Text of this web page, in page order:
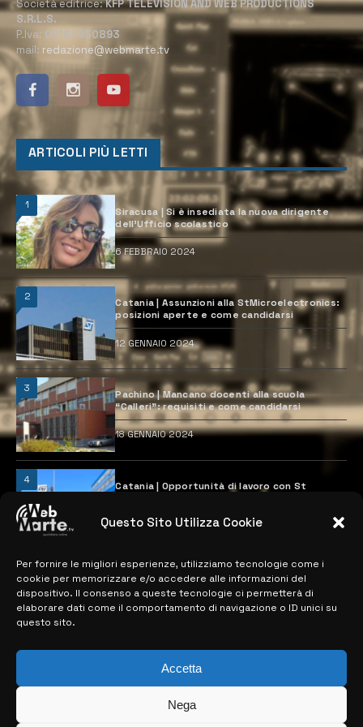
Questo Sito Utilizza Cookie
Per fornire le migliori esperienze, utilizziamo tecnologie come i
cookie per memorizzare e/o accedere alle informazioni del
dispositivo. Il consenso a queste tecnologie ci permetterà di
elaborare dati come il comportamento di navigazione o ID unici su
questo sito.
Accetta
Nega
Società editrice:KFP TELEVISION AND WEB PRODUCTIONS
S.R.L.S.
P.Iva: 02184950893
mail: redazione@webmarte.tv
ARTICOLI PIÙ LETTI
1
Siracusa | Si è insediata la nuova dirigente
dell’Ufficio scolastico
6 FEBBRAIO 2024
2
Catania | Assunzioni alla StMicroelectronics:
posizioni aperte e come candidarsi
12 GENNAIO 2024
3
Pachino | Mancano docenti alla scuola
“Calleri”: requisiti e come candidarsi
18 GENNAIO 2024
4
Catania | Opportunità di lavoro con St
28 MARZO 2024
MAPPA DEL SITO
> NOTIZIE
> CONTATTI